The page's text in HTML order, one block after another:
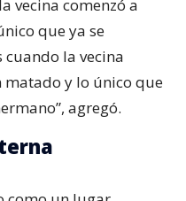
vecina comenzó a
que ya se
la vecina
matado y lo único que
agregó.